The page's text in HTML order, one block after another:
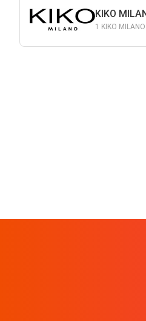
KIKO
1 KIKO